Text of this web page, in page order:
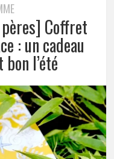
Coffret
: un cadeau
l’été